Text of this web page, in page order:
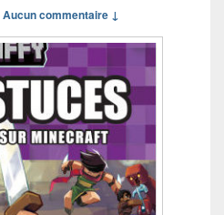
Aucun commentaire ↓